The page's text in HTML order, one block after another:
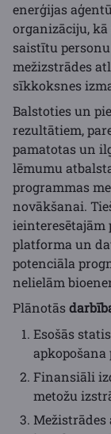
enerģijas
organizāciju,
saistītu
mežizstrādes
sīkkoksnes
Balstoties un
rezultātiem,
pamatotas un
lēmumu
programmas
novākšanai.
ieinteresētajām
platforma un
potenciāla
nelielām
Plānotās
Esošās
Finansiāli
metožu